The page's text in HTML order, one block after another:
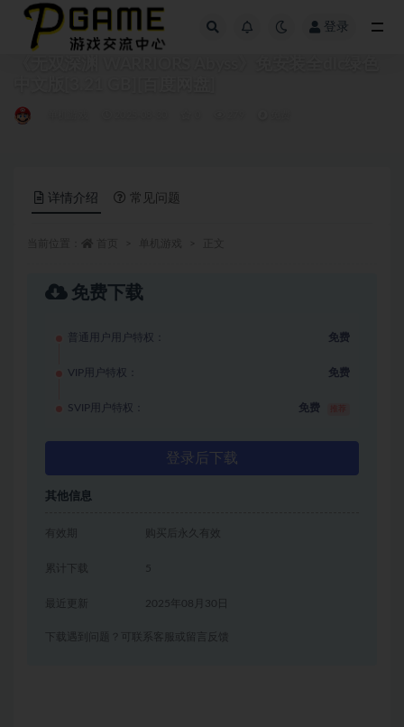
登录
详情介绍 常见问题
免费下载
普通用户用户特权： 免费
VIP用户特权： 免费
SVIP用户特权： 免费
登录后下载
其他信息
有效期 购买后永久有效
累计下载 5
2025年08月30日
下载遇到问题？可联系客服或留言反馈
全部